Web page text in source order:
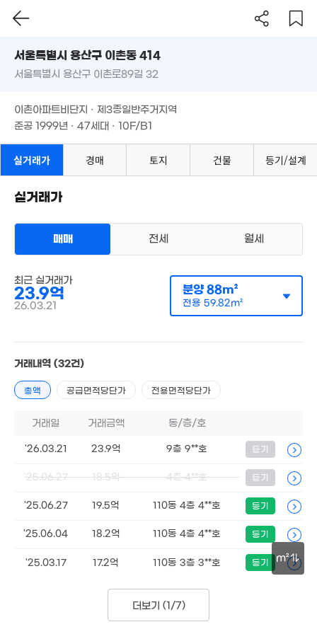
170m²
매매 23억 9000만원
전용60m²
'20. 09
1만
'20. 09
'07. 08
필터 매물 탐색
서울시 용산구 이촌동 414
준공 1999년 · 47세대 · 10F/B1
m²
서울특별시 용산구 이촌동 414
서울특별시 용산구 이촌로89길 32
이촌아파트비단지 · 제3종일반주거지역
준공 1999년 · 47세대 · 10F/B1
실거래가 경매 토지 건물 등기/설계
실거래가
매매 전세 월세
최근 실거래가
23.9억
26.03.21
분양88m²
전용 59.82m²
거래내역 (32건)
총액 공급면적당단가 전용면적당단가
거래일 거래금액 동/층/호
'26.03.21 23.9억 9층 9**호 등기
'25.06.27 18.5억 4층 4**호 등기
'25.06.27 19.5억 110동 4층 4**호 등기
'25.06.04 18.2억 110동 4층 4**호 등기
'25.03.17 17.2억 110동 3층 3**호 등기
더보기 (1/7)